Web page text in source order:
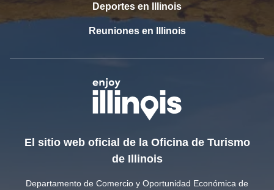
Deportes en Illinois
Reuniones en Illinois
El sitio web oficial de la Oficina de Turismo
de Illinois
Departamento de Comercio y Oportunidad Económica de